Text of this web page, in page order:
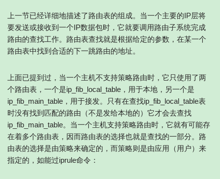
上一节已经详细地描述了路由表的组成。当一个主要的IP层将
要发送或接收到一个IP数据包时，它就要调用路由子系统完成
路由的查找工作。路由表查找就是根据给定的参数，在某一个
路由表中找到合适的下一跳路由的地址。
上面已提到过，当一个主机不支持策略路由时，它只使用了两
个路由表，一个是ip_fib_local_table，用于本地，另一个是
ip_fib_main_table，用于接发。只有在查找ip_fib_local_table表
时没有找到匹配的路由（不是发给本地的）它才会去查找
ip_fib_main_table。当一个主机支持策略路由时，它就有可能存
在着多个路由表，因而路由表的选择也就是查找的一部分。路
由表的选择是由策略来确定的，而策略则是由应用（用户）来
指定的，如能过iprule命令：